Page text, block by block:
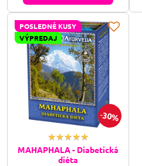
antioxidačnými vlastnosťami.
Berberine Complex pomáha pri
detoxikácii tela, zlepšuje
trávenie a podporuje zdravú
hladinu...
30%
POSLEDNÉ KUSY
VÝPREDAJ
MAHAPHALA - Diabetická
diéta